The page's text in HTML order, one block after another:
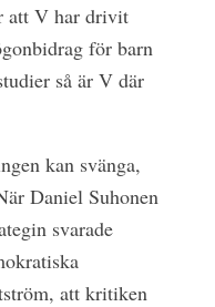
att V har drivit
för barn
så är V där
kan svänga,
Daniel Suhonen
svarade
att kritiken